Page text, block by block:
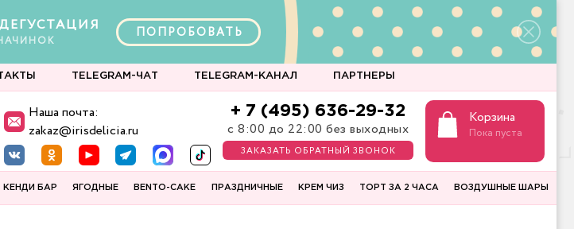
ПОПРОБОВАТЬ
TELEGRAM-ЧАТ TELEGRAM-КАНАЛ ПАРТНЕРЫ
Наша почта:
zakaz@irisdelicia.ru
+ 7 (495) 636-29-32
с 8:00 до 22:00 без выходных
ЗАКАЗАТЬ ОБРАТНЫЙ ЗВОНОК
Корзина
Пока пуста
КЕНДИ БАР ЯГОДНЫЕ BENTO-CAKE ПРАЗДНИЧНЫЕ КРЕМ ЧИЗ ТОРТ ЗА 2 ЧАСА ВОЗДУШНЫЕ ШАРЫ